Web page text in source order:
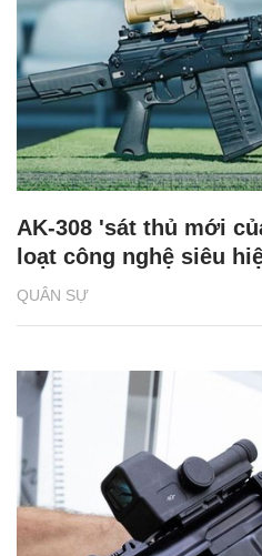
QUÂN SỰ
AK-308 'sát thủ mới
loạt công nghệ siêu